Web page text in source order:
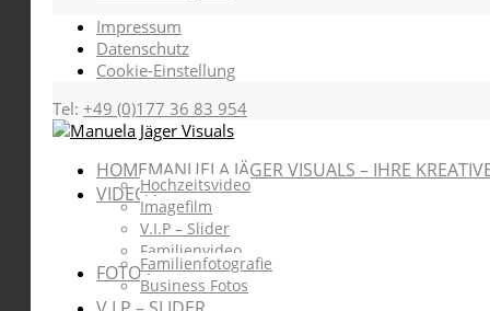
Impressum
Datenschutz
Cookie-Einstellung
Tel: +49 (0)177 36 83 954
HOMEMANUELA JÄGER VISUALS – IHRE
VIDEOSHochzeitsvideo
Imagefilm
V.I.P – Slider
Familienvideo
FOTOSFamilienfotografie
Business Fotos